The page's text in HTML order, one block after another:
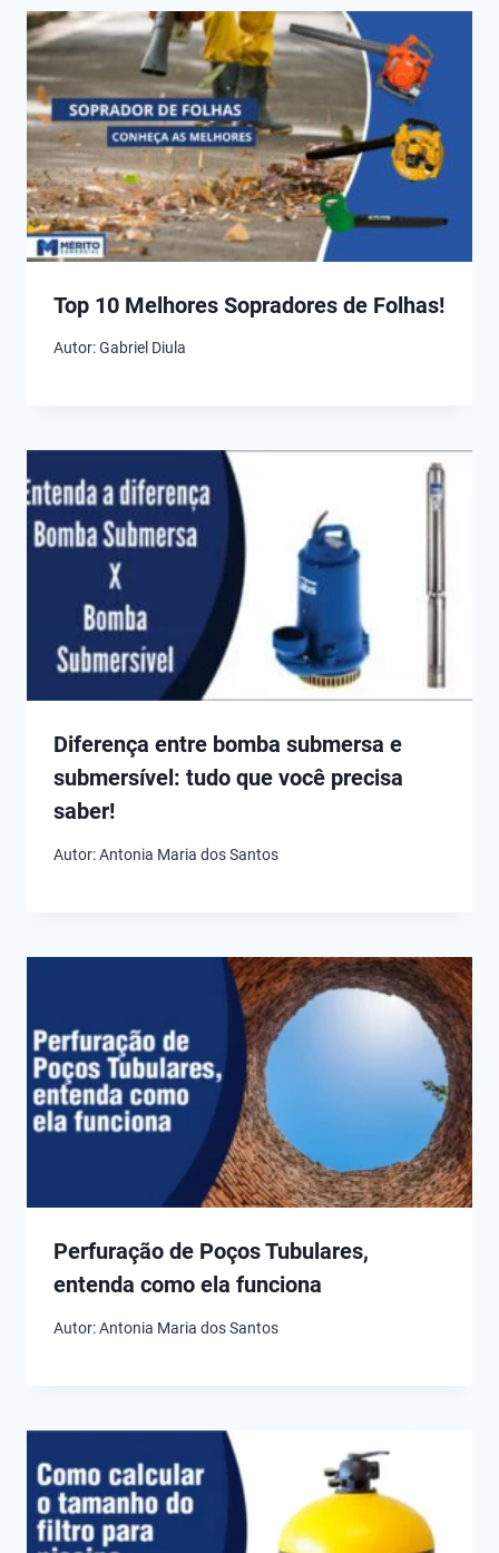
Top 10 Melhores Sopradores de Folhas!
Autor:Gabriel Diula
Diferença entre bomba submersa e
submersível: tudo que você precisa
saber!
Autor:Antonia Maria dos Santos
Perfuração de Poços Tubulares,
entenda como ela funciona
Autor:Antonia Maria dos Santos